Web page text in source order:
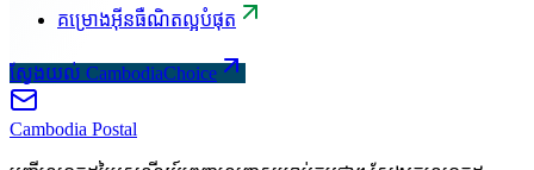
គម្រោងអ៊ីនធឺណិតល្អបំផុត
ស្វែងយល់ CambodiaChoice
Cambodia Postal